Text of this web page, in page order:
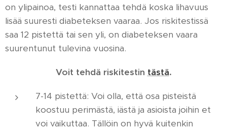
on ylipainoa, testi kannattaa tehdä koska lihavuus
lisää suuresti diabeteksen vaaraa. Jos riskitestissä
saa 12 pistettä tai sen yli, on diabeteksen vaara
suurentunut tulevina vuosina.
Voit tehdä riskitestin tästä.
7-14 pistettä: Voi olla, että osa pisteistä
koostuu perimästä, iästä ja asioista joihin et
voi vaikuttaa. Tällöin on hyvä kuitenkin